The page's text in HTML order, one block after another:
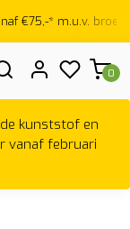
broedkooien
0
kunststof en
vanaf februari